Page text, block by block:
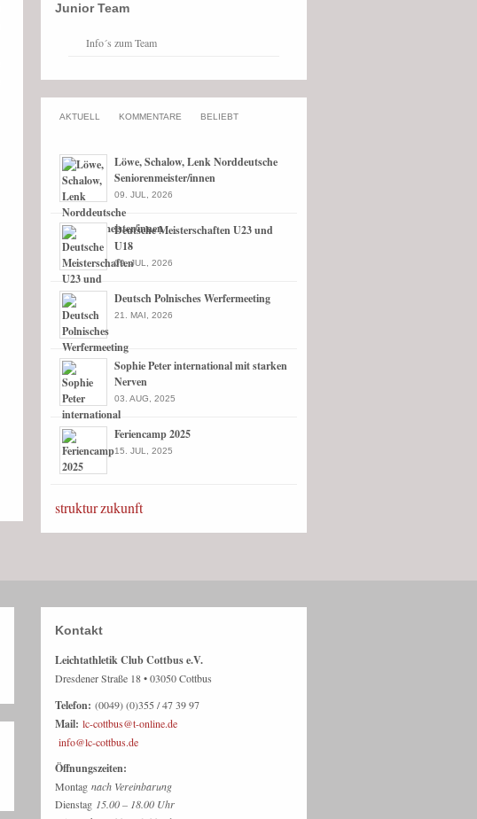
Junior Team
Info´s zum Team
AKTUELL KOMMENTARE BELIEBT
Löwe, Schalow, Lenk Norddeutsche
Seniorenmeister/innen
09. JUL, 2026
Deutsche Meisterschaften U23 und
U18
09. JUL, 2026
Deutsch Polnisches Werfermeeting
21. MAI, 2026
Sophie Peter international mit starken
Nerven
03. AUG, 2025
Feriencamp 2025
15. JUL, 2025
strukturzukunft
Kontakt
Leichtathletik Club Cottbus e.V.
Dresdener Straße 18 • 03050 Cottbus
Telefon: (0049) (0)355 / 47 39 97
Mail: lc-cottbus@t-online.de
info@lc-cottbus.de
Öffnungszeiten:
Montag nach Vereinbarung
Dienstag 15.00 – 18.00 Uhr